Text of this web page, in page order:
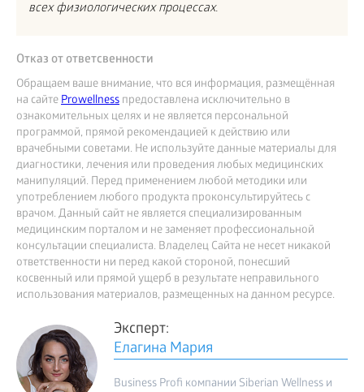
всех физиологических процессах.
Отказ от ответсвенности
Обращаем ваше внимание, что вся информация, размещённая
на сайтеProwellness предоставлена исключительно в
ознакомительных целях и не является персональной
программой, прямой рекомендацией к действию или
врачебными советами. Не используйте данные материалы для
диагностики, лечения или проведения любых медицинских
манипуляций. Перед применением любой методики или
употреблением любого продукта проконсультируйтесь с
врачом. Данный сайт не является специализированным
медицинским порталом и не заменяет профессиональной
консультации специалиста. Владелец Сайта не несет никакой
ответственности ни перед какой стороной, понесший
косвенный или прямой ущерб в результате неправильного
использования материалов, размещенных на данном ресурсе.
Эксперт:
Елагина Мария
Business Profi компании Siberian Wellness и